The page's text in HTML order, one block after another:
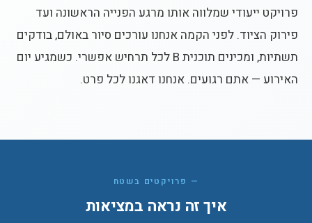
פרויקט ייעודי שמלווה אותו מרגע הפנייה הראשונה ועד
פירוק הציוד. לפני הקמה אנחנו עורכים סיור באולם, בודקים
תשתיות, ומכינים תוכנית B לכל תרחיש אפשרי. כשמגיע יום
האירוע — אתם רגועים. אנחנו דאגנו לכל פרט.
— פרויקטים בשטח
איך זה נראה במציאות